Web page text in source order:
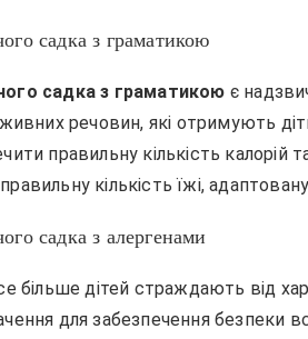
садка з граматикою
садка з граматикою є
речовин, які отримують
правильну кількість калорій
кількість їжі,
садка з алергенами
більше дітей страждають від
для забезпечення безпеки